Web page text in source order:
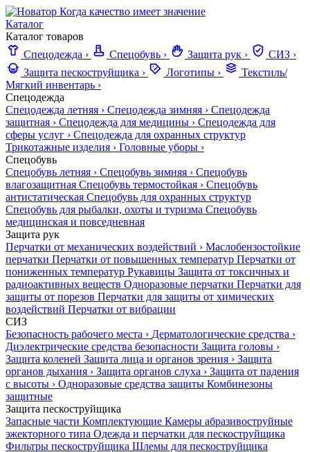
Когда качество имеет значение
Каталог
Каталог товаров
Спецодежда › Спецобувь › Защита рук › СИЗ ›
Защита пескоструйщика › Логотипы ›
Текстиль/
Мягкий инвентарь ›
Спецодежда
Спецодежда летняя › Спецодежда зимняя › Спецодежда
защитная › Спецодежда для медицины › Спецодежда для
сферы услуг › Спецодежда для охранных структур
Трикотажные изделия › Головные уборы ›
Спецобувь
Спецобувь летняя › Спецобувь зимняя › Спецобувь
влагозащитная Спецобувь термостойкая › Спецобувь
антистатическая Спецобувь для охранных структур
Спецобувь для рыбалки, охоты и туризма Спецобувь
медицинская и повседневная
Защита рук
Перчатки от механических воздействий › Маслобензостойкие
перчатки Перчатки от повышенных температур Перчатки от
пониженных температур Рукавицы Защита от токсичных и
радиоактивных веществ Одноразовые перчатки Перчатки для
защиты от порезов Перчатки для защиты от химических
воздействий Перчатки от вибрации
СИЗ
Безопасность рабочего места › Дерматологические средства ›
Диэлектрические средства безопасности Защита головы ›
Защита коленей Защита лица и органов зрения › Защита
органов дыхания › Защита органов слуха › Защита от падения
с высоты › Одноразовые средства защиты Комбинезоны
защитные
Защита пескоструйщика
Запасные части Комплектующие Камеры абразивоструйные
эжекторного типа Одежда и перчатки для пескоструйщика
Фильтры пескоструйщика Шлемы для пескоструйщика